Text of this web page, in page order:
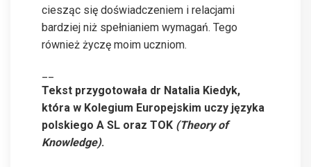
ciesząc się doświadczeniem i relacjami
bardziej niż spełnianiem wymagań. Tego
również życzę moim uczniom.
Tekst przygotowała dr Natalia Kiedyk,
która w Kolegium Europejskim uczy języka
polskiego A SL oraz TOK (Theory of
Knowledge).